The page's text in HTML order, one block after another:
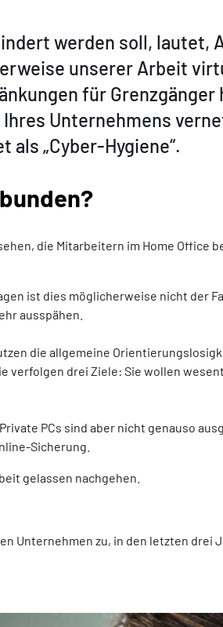
werden soll, lautet,
unserer Arbeit
für
Unternehmens
„Cyber-Hygiene“.
die Mitarbeitern im Home Office
ist dies möglicherweise nicht der
ausspähen.
die allgemeine
drei Ziele: Sie wollen
PCs sind aber nicht genauso
Sicherung.
gelassen nachgehen.
Unternehmen zu, in den letzten drei